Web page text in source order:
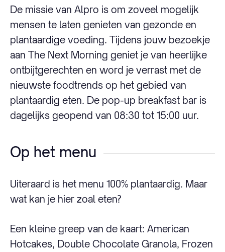
De missie van Alpro is om zoveel mogelijk
mensen te laten genieten van gezonde en
plantaardige voeding. Tijdens jouw bezoekje
aan The Next Morning geniet je van heerlijke
ontbijtgerechten en word je verrast met de
nieuwste foodtrends op het gebied van
plantaardig eten. De pop-up breakfast bar is
dagelijks geopend van 08:30 tot 15:00 uur.
Op het menu
Uiteraard is het menu 100% plantaardig. Maar
wat kan je hier zoal eten?
Een kleine greep van de kaart: American
Hotcakes, Double Chocolate Granola, Frozen